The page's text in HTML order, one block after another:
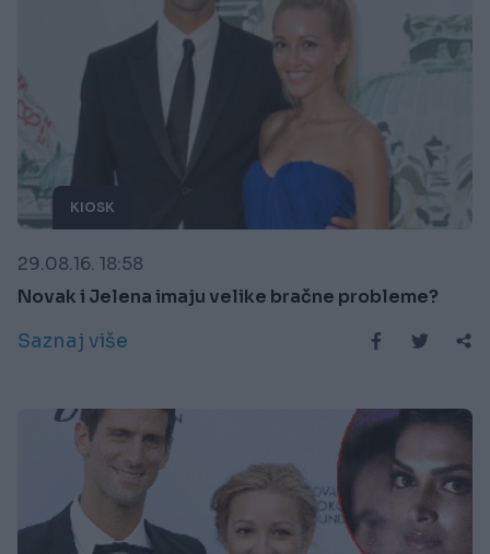
KIOSK
29.08.16. 18:58
Novak i Jelena imaju velike bračne probleme?
Saznaj više